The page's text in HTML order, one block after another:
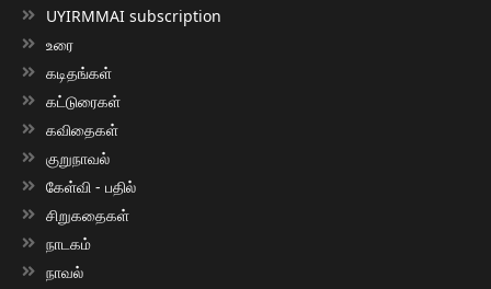
UYIRMMAI subscription
உரை
கடிதங்கள்
கட்டுரைகள்
கவிதைகள்
குறுநாவல்
கேள்வி - பதில்
சிறுகதைகள்
நாடகம்
நாவல்